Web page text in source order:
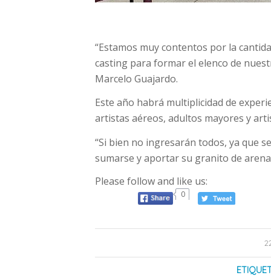
“Estamos muy contentos por la
casting para formar el elenco de
Marcelo Guajardo.
Este año habrá multiplicidad de
artistas aéreos, adultos mayores y
“Si bien no ingresarán todos, ya que
sumarse y aportar su granito de
Please follow and like us:
0